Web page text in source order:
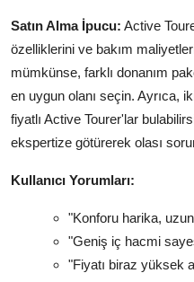
Satın Alma İpucu: Active
özelliklerini ve bakım
mümkünse, farklı donanım
en uygun olanı seçin. Ayrıca,
fiyatlı Active Tourer'lar
ekspertize götürerek olası
Kullanıcı Yorumları:
"Konforu harika,
"Geniş iç hacmi
"Fiyatı biraz yüksek